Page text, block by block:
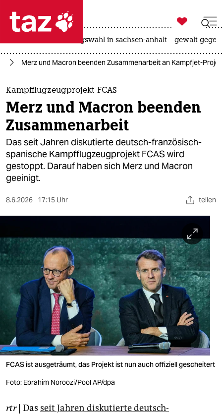
 taz zahl ich
taz zahl ich
themen
politik
öko
gesellschaft
kultur
sport
nord
wahrheit
verlag
verlag
veranstaltungen
shop
fragen & hilfe
unterstützen
abo

taz zahl ich
landtagswahl in sachsen-anhalt gewalt
Merz und Macron beenden Zusammenarbeit an Kampfjet-
Kampfflugzeugprojekt FCAS
Merz und Macron beenden
Zusammenarbeit
Das seit ‌Jahren diskutierte deutsch-französisch-
spanische Kampfflugzeugprojekt FCAS wird
gestoppt. Darauf haben sich Merz und Macron
geeinigt.
8.6.2026 17:15 Uhr teilen
FCAS ist ausgeträumt, das Projekt ist nun auch offiziell gescheitert
Foto: Ebrahim Noroozi/Pool AP/dpa
rtr| Das seit ‌Jahren diskutierte deutsch-